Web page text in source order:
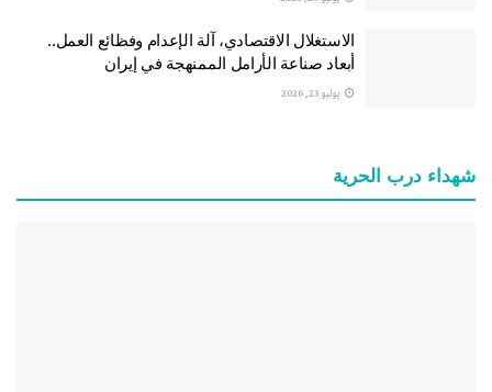
الاستغلال الاقتصادي، آلة الإعدام وفظائع العمل..
أبعاد صناعة الأرامل الممنهجة في إيران
يوليو 23, 2026
شهداء درب الحرية